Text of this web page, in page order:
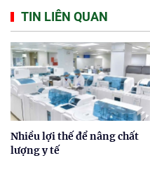
TIN LIÊN QUAN
Nhiều lợi thế để nâng chất
lượng y tế